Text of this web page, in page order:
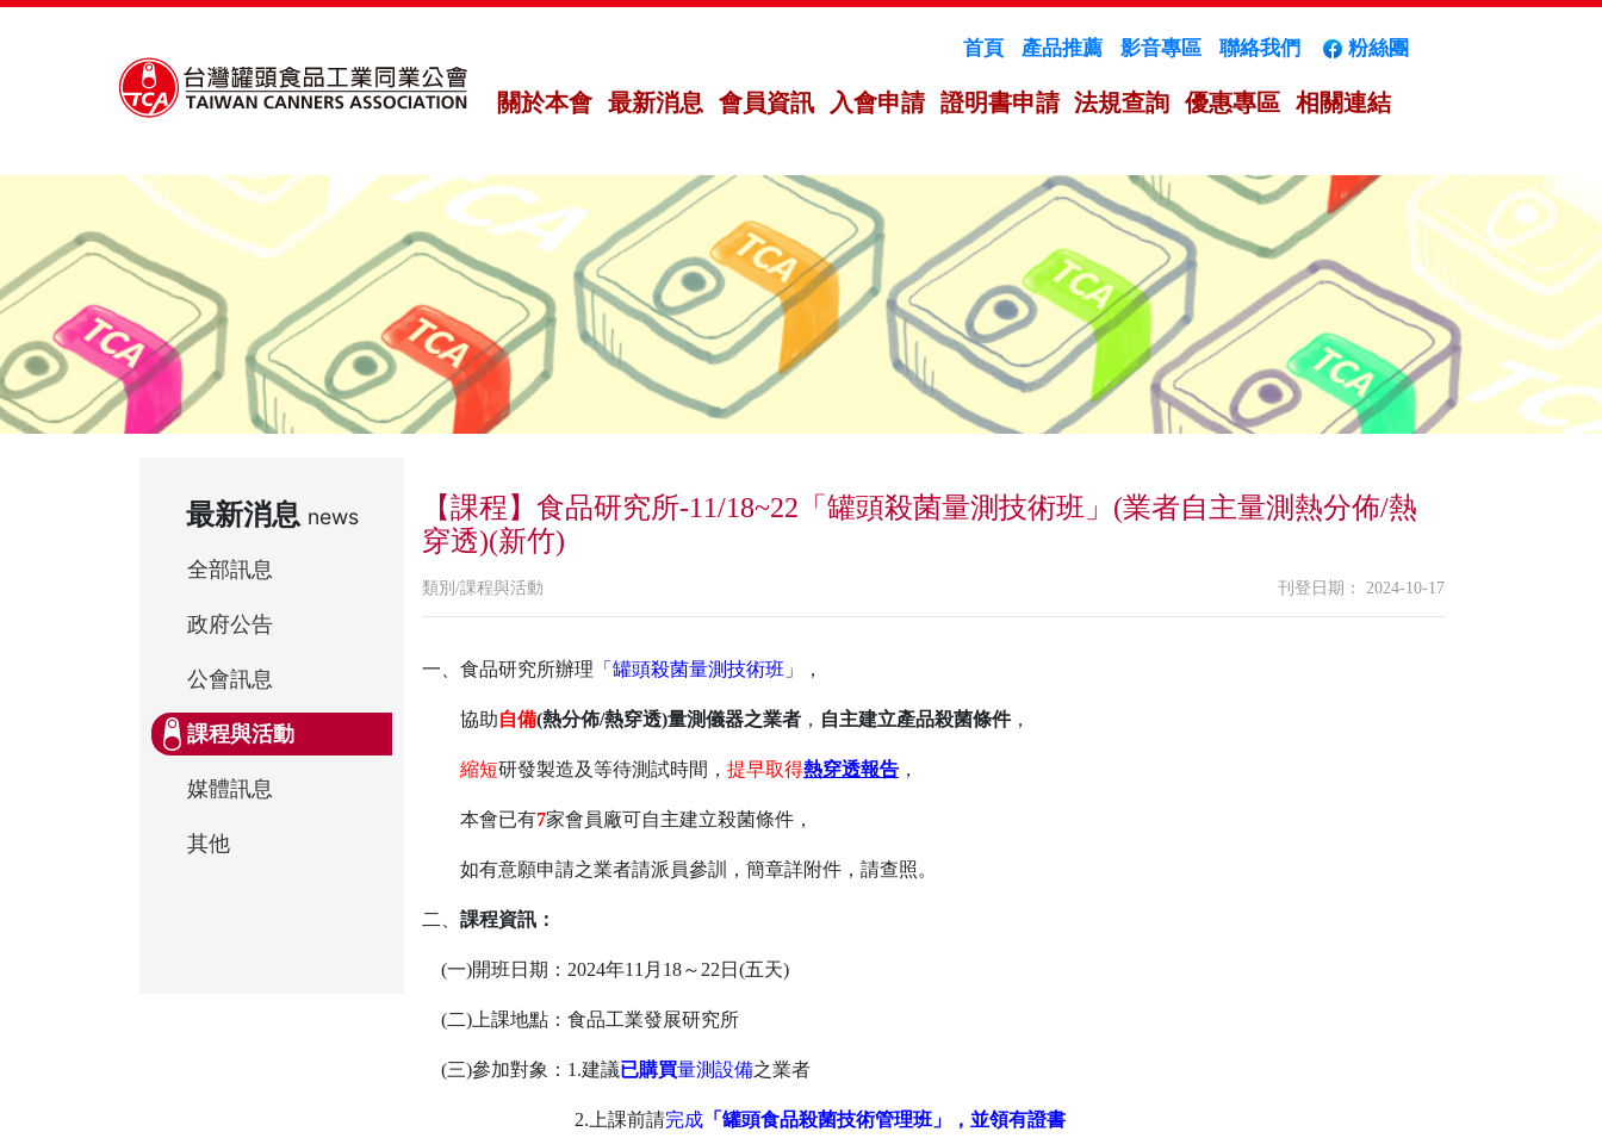
關於本會 最新消息 會員資訊 入會申請 證明書申請 法規查詢 優惠專區 相關連結
首頁 產品推薦 影音專區 聯絡我們 粉絲團
最新消息 news
全部訊息
政府公告
公會訊息
課程與活動
媒體訊息
其他
【課程】食品研究所-11/18~22「罐頭殺菌量測技術班」(業者自主量測熱分佈/熱
穿透)(新竹)
類別/課程與活動 刊登日期： 2024-10-17
一、食品研究所辦理 「罐頭殺菌量測技術班 」，
協助自備(熱分佈/熱穿透)量測儀器之業者 ， 自主建立產品殺菌條件，
縮短研發製造及等待測試時間， 提早取得熱穿透報告 ，
本會已有7家會員廠可自主建立殺菌條件，
如有意願申請之業者請派員參訓，簡章詳附件，請查照。
二、 課程資訊：
(一)開班日期：2024年11月18～22日(五天)
(二)上課地點：食品工業發展研究所
(三)參加對象：1.建議已購買量測設備之業者
2.上課前請完成 「罐頭食品殺菌技術管理班」，並領有證書